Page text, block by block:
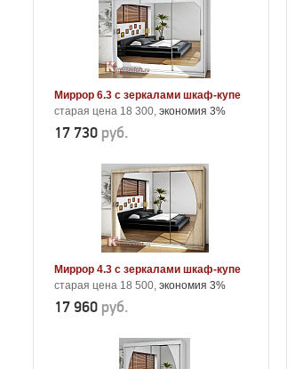
Миррор 6.3 с зеркалами шкаф-купе
старая цена 18 300, экономия 3%
17 730 руб.
Миррор 4.3 с зеркалами шкаф-купе
старая цена 18 500, экономия 3%
17 960 руб.